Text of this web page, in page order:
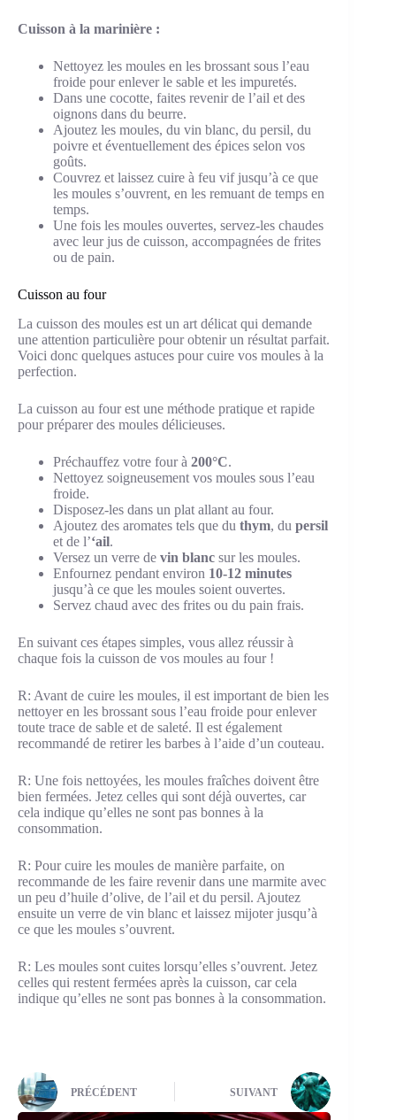
Cuisson à la marinière :
Nettoyez les moules en les brossant sous l’eau
froide pour enlever le sable et les impuretés.
Dans une cocotte, faites revenir de l’ail et des
oignons dans du beurre.
Ajoutez les moules, du vin blanc, du persil, du
poivre et éventuellement des épices selon vos
goûts.
Couvrez et laissez cuire à feu vif jusqu’à ce que
les moules s’ouvrent, en les remuant de temps en
temps.
Une fois les moules ouvertes, servez-les chaudes
avec leur jus de cuisson, accompagnées de frites
ou de pain.
Cuisson au four
La cuisson des moules est un art délicat qui demande
une attention particulière pour obtenir un résultat parfait.
Voici donc quelques astuces pour cuire vos moules à la
perfection.
La cuisson au four est une méthode pratique et rapide
pour préparer des moules délicieuses.
Préchauffez votre four à 200°C.
Nettoyez soigneusement vos moules sous l’eau
froide.
Disposez-les dans un plat allant au four.
Ajoutez des aromates tels que du thym, du persil
et de l’‘ail.
Versez un verre de vin blanc sur les moules.
Enfournez pendant environ 10-12 minutes
jusqu’à ce que les moules soient ouvertes.
Servez chaud avec des frites ou du pain frais.
En suivant ces étapes simples, vous allez réussir à
chaque fois la cuisson de vos moules au four !
R: Avant de cuire les moules, il est important de bien les
nettoyer en les brossant sous l’eau froide pour enlever
toute trace de sable et de saleté. Il est également
recommandé de retirer les barbes à l’aide d’un couteau.
R: Une fois nettoyées, les moules fraîches doivent être
bien fermées. Jetez celles qui sont déjà ouvertes, car
cela indique qu’elles ne sont pas bonnes à la
consommation.
R: Pour cuire les moules de manière parfaite, on
recommande de les faire revenir dans une marmite avec
un peu d’huile d’olive, de l’ail et du persil. Ajoutez
ensuite un verre de vin blanc et laissez mijoter jusqu’à
ce que les moules s’ouvrent.
R: Les moules sont cuites lorsqu’elles s’ouvrent. Jetez
celles qui restent fermées après la cuisson, car cela
indique qu’elles ne sont pas bonnes à la consommation.
PRÉCÉDENT SUIVANT